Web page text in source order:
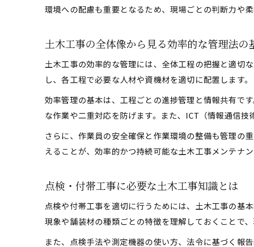
環境への配慮も重要となるため、現場ごとの判断力や柔
土木工事の全体像から見る効率的な管理法の
土木工事の効率的な管理には、全体工程の把握と適切
し、各工程で必要な人材や資機材を適切に配置します。
効率管理の基本は、工程ごとの進捗管理と情報共有で
な作業や二重対応を防げます。また、ICT（情報通信
さらに、作業員の安全確保と作業環境の整備も管理の
えることが、効率的かつ持続可能な土木工事メンテナン
点検・付帯工事に必要な土木工事知識とは
点検や付帯工事を適切に行うためには、土木工事の基
現象や舗装材の種類ごとの特徴を理解しておくことで
また、点検手法や測定機器の使い方、法令に基づく報